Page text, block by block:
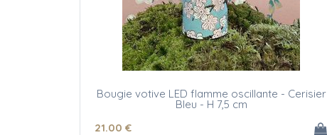
Bougie votive LED flamme oscillante - Cerisier
Bleu - H 7,5 cm
21.00 €